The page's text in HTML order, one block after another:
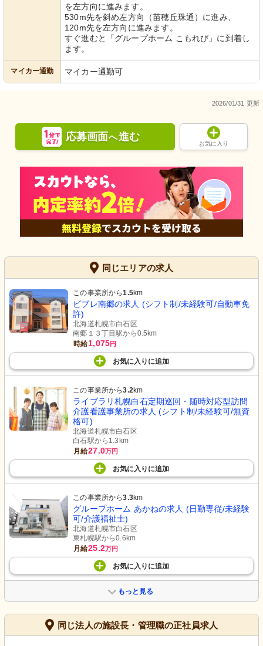
を左方向に進みます。
530m先を斜め左方向（苗穂丘珠通）に進み、
120m先を左方向に進みます。
すぐ進むと「グループホーム こもれび」に到着し
ます。
マイカー通勤 マイカー通勤可
2026/01/31 更新
応募画面へ進む
お気に入り
同じエリアの求人
この事業所から1.5km
ビブレ南郷の求人 (シフト制/未経験可/自動車免
許)
北海道札幌市白石区
南郷１３丁目駅から0.5km
時給1,075円
お気に入り に追加
この事業所から3.2km
ライブラリ札幌白石定期巡回・随時対応型訪問
介護看護事業所の求人 (シフト制/未経験可/無資
格可)
北海道札幌市白石区
白石駅から1.3km
月給27.0万円
お気に入り に追加
この事業所から3.3km
グループホーム あかねの求人 (日勤専従/未経験
可/介護福祉士)
北海道札幌市白石区
東札幌駅から0.6km
月給25.2万円
お気に入り に追加
もっと見る
同じ法人の施設長・管理職の正社員求人